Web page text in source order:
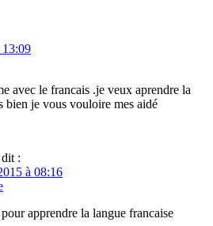
13:09
avec le francais .je veux aprendre la
bien je vous vouloire mes aidé
dit :
à 08:16
apprendre la langue francaise